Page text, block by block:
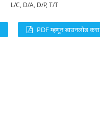
L/C, D/A, D/P, T/T
PDF म्हणून डाउनलोड करा